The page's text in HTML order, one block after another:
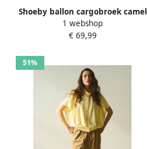
Shoeby ballon cargobroek camel
1 webshop
€ 69,99
51%